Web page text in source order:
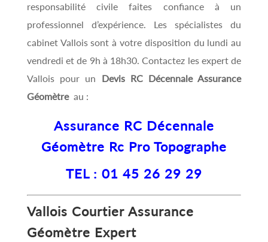
responsabilité civile faites confiance à un
professionnel d’expérience. Les spécialistes du
cabinet Vallois sont à votre disposition du lundi au
vendredi et de 9h à 18h30. Contactez les expert de
Vallois pour un Devis RC Décennale Assurance
Géomètre au :
Assurance RC Décennale
Géomètre Rc Pro Topographe
TEL : 01 45 26 29 29
Vallois Courtier Assurance
Géomètre Expert